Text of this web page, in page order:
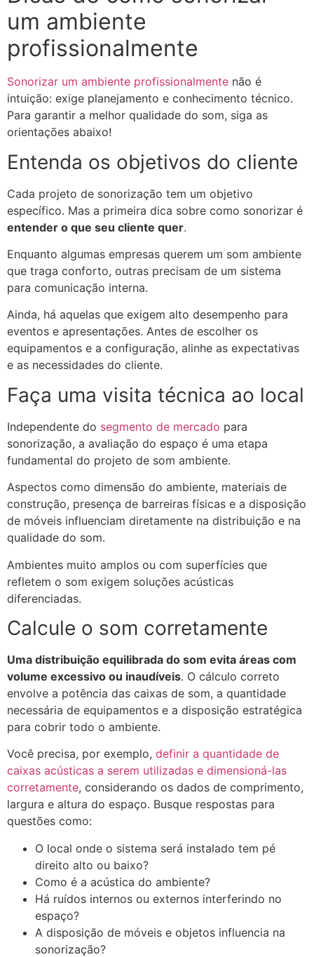
um ambiente
profissionalmente
Sonorizar um ambiente profissionalmente não é
intuição: exige planejamento e conhecimento técnico.
Para garantir a melhor qualidade do som, siga as
orientações abaixo!
Entenda os objetivos do cliente
Cada projeto de sonorização tem um objetivo
específico. Mas a primeira dica sobre como sonorizar é
entender o que seu cliente quer.
Enquanto algumas empresas querem um som ambiente
que traga conforto, outras precisam de um sistema
para comunicação interna.
Ainda, há aquelas que exigem alto desempenho para
eventos e apresentações. Antes de escolher os
equipamentos e a configuração, alinhe as expectativas
e as necessidades do cliente.
Faça uma visita técnica ao local
Independente do segmento de mercado para
sonorização, a avaliação do espaço é uma etapa
fundamental do projeto de som ambiente.
Aspectos como dimensão do ambiente, materiais de
construção, presença de barreiras físicas e a disposição
de móveis influenciam diretamente na distribuição e na
qualidade do som.
Ambientes muito amplos ou com superfícies que
refletem o som exigem soluções acústicas
diferenciadas.
Calcule o som corretamente
Uma distribuição equilibrada do som evita áreas com
volume excessivo ou inaudíveis. O cálculo correto
envolve a potência das caixas de som, a quantidade
necessária de equipamentos e a disposição estratégica
para cobrir todo o ambiente.
Você precisa, por exemplo, definir a quantidade de
caixas acústicas a serem utilizadas e dimensioná-las
corretamente, considerando os dados de comprimento,
largura e altura do espaço. Busque respostas para
questões como:
O local onde o sistema será instalado tem pé
direito alto ou baixo?
Como é a acústica do ambiente?
Há ruídos internos ou externos interferindo no
espaço?
A disposição de móveis e objetos influencia na
sonorização?